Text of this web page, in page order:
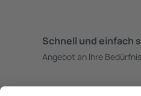
Schnell und einfach
Angebot an Ihre